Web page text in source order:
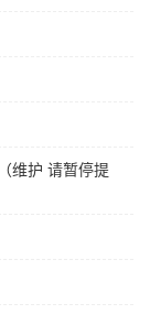
维护 请暂停提